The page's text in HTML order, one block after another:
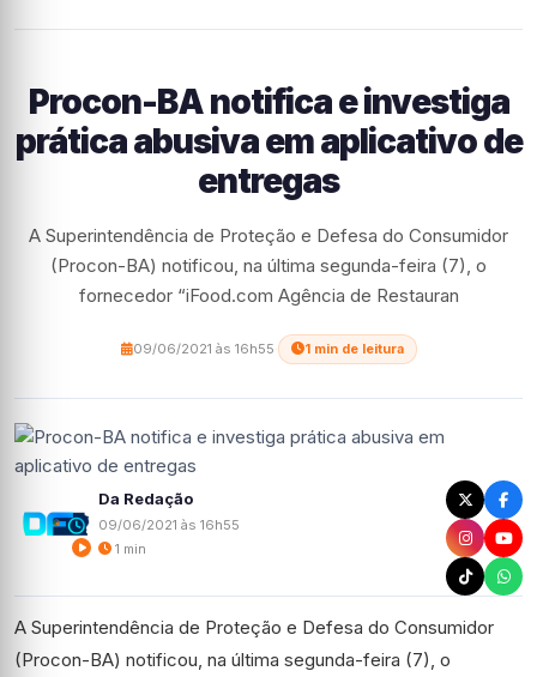
Procon-BA notifica e investiga
prática abusiva em aplicativo de
entregas
A Superintendência de Proteção e Defesa do Consumidor
(Procon-BA) notificou, na última segunda-feira (7), o
fornecedor “iFood.com Agência de Restauran
09/06/2021 às 16h55 1 min de leitura
Da Redação
09/06/2021 às 16h55
1 min
A Superintendência de Proteção e Defesa do Consumidor
(Procon-BA) notificou, na última segunda-feira (7), o